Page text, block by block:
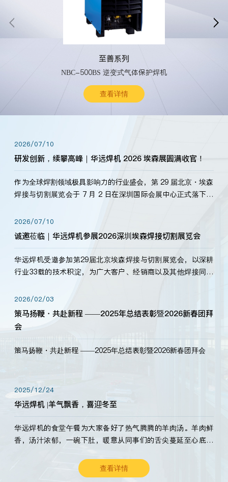
至善系列
NBC-500BS 逆变式气体保护焊机
查看详情
 
2026/07/10
研发创新，续攀高峰｜华远焊机 2026 埃森展圆满收官！
作为全球焊割领域极具影响力的行业盛会，第 29 届北京・埃森
焊接与切割展览会于 7 月 2 日在深圳国际会展中心正式落下帷
标准，持之以恒研发新产品、新技术。新老客户、行业伙伴、
海内外客户为目睹公司发布的新产…
2026/07/10
诚邀莅临｜华远焊机参展2026深圳埃森焊接切割展览会
华远焊机受邀参加第29届北京埃森焊接与切割展览会，以深耕
行业33载的技术积淀，为广大客户、经销商以及其他焊接同仁
2026/02/03
策马扬鞭・共赴新程 ——2025年总结表彰暨2026新春团拜
会
策马扬鞭・共赴新程 ——2025年总结表彰暨2026新春团拜会
2025/12/24
华远焊机 |羊气飘香，喜迎冬至
华远焊机的食堂午餐为大家备好了热气腾腾的羊肉汤。羊肉鲜
香，汤汁浓郁，一碗下肚，暖意从同事们的舌尖蔓延至心底。
查看详情